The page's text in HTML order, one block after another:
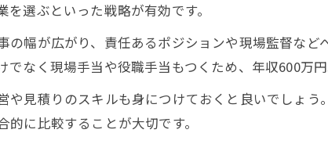
選ぶといった戦略が有効です。
の幅が広がり、責任あるポジションや現場監督な
なく現場手当や役職手当もつくため、年収600万円
や見積りのスキルも身につけておくと良いでしょ
に比較することが大切です。